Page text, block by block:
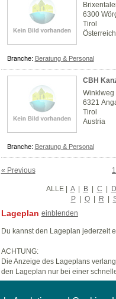
6300
Tirol
Österreich
Branche: Beratung & Personal
CBH
Winklweg
6321
Tirol
Austria
Branche: Beratung & Personal
« Previous 1
ALLE| A | B | C | D
P | Q | R |
Lageplan einblenden
Du kannst den Lageplan jederzeit
ACHTUNG:
Die Anzeige des Lageplans
den Lageplan nur bei einer